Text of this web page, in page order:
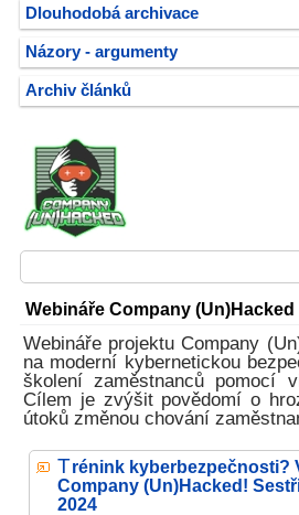
Dlouhodobá archivace
Názory - argumenty
Archiv článků
Webináře Company (Un)Hacked
Webináře projektu Company
na moderní kybernetickou
školení zaměstnanců pomocí
Cílem je zvýšit povědomí o
útoků změnou chování
Trénink kyberbezpečnosti?
Company (Un)Hacked!
2024